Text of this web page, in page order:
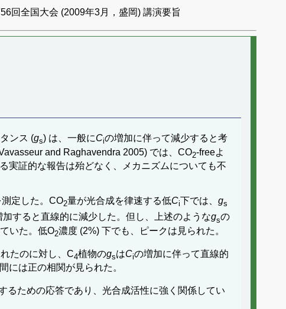
回全国大会 (2009年3月，盛岡) 講演要旨
ンス (gs) は、一般にCiの増加に伴って減少すると考
and Raghavendra 2005) では、CO2-freeよ
実証的な報告は殆どなく、メカニズムについても不
定した。CO2量が光合成を律速する低Ci下では、 gs
加すると直線的に減少した。但し、上述のようなgsの
いた。低O2濃度 (2%) 下でも、ピークは見られた。
たのに対し、C4植物のgsはCiの増加に伴って直線的
には正の相関が見られた。
るための応答であり、光合成活性に強く関係してい